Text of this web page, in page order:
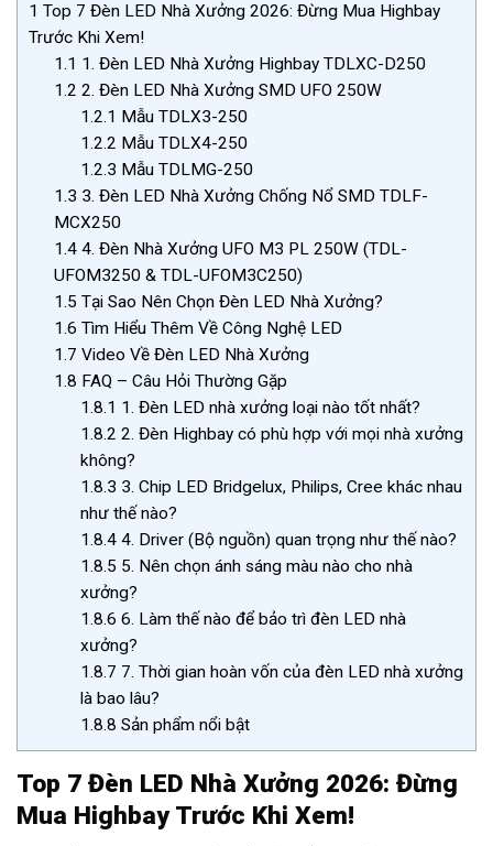
1 Top 7 Đèn LED Nhà Xưởng 2026: Đừng Mua Highbay
Trước Khi Xem!
1.1 1. Đèn LED Nhà Xưởng Highbay TDLXC-D250
1.2 2. Đèn LED Nhà Xưởng SMD UFO 250W
1.2.1 Mẫu TDLX3-250
1.2.2 Mẫu TDLX4-250
1.2.3 Mẫu TDLMG-250
1.3 3. Đèn LED Nhà Xưởng Chống Nổ SMD TDLF-
MCX250
1.4 4. Đèn Nhà Xưởng UFO M3 PL 250W (TDL-
UFOM3250 & TDL-UFOM3C250)
1.5 Tại Sao Nên Chọn Đèn LED Nhà Xưởng?
1.6 Tìm Hiểu Thêm Về Công Nghệ LED
1.7 Video Về Đèn LED Nhà Xưởng
1.8 FAQ – Câu Hỏi Thường Gặp
1.8.1 1. Đèn LED nhà xưởng loại nào tốt nhất?
1.8.2 2. Đèn Highbay có phù hợp với mọi nhà xưởng
không?
1.8.3 3. Chip LED Bridgelux, Philips, Cree khác nhau
như thế nào?
1.8.44. Driver (Bộ nguồn) quan trọng như thế nào?
1.8.5 5. Nên chọn ánh sáng màu nào cho nhà
xưởng?
1.8.6 6. Làm thế nào để bảo trì đèn LED nhà
xưởng?
1.8.7 7. Thời gian hoàn vốn của đèn LED nhà xưởng
là bao lâu?
1.8.8 Sản phẩm nổi bật
Top 7 Đèn LED Nhà Xưởng 2026: Đừng
Mua Highbay Trước Khi Xem!